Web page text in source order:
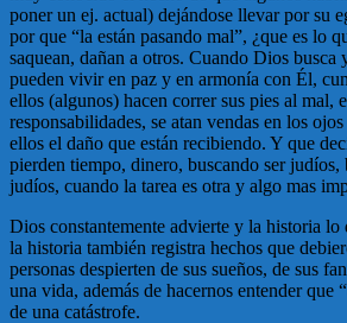
poner un ej. actual) dejándose llevar por su
por que “la están pasando mal”, ¿que es lo
saquean, dañan a otros. Cuando Dios busca
pueden vivir en paz y en armonía con Él,
ellos (algunos) hacen correr sus pies al mal,
responsabilidades, se atan vendas en los
ellos el daño que están recibiendo. Y que
pierden tiempo, dinero, buscando ser judíos,
judíos, cuando la tarea es otra y algo mas
Dios constantemente advierte y la historia lo
la historia también registra hechos que
personas despierten de sus sueños, de sus
una vida, además de hacernos entender que
de una catástrofe.